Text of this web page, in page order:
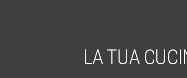
LA TUA